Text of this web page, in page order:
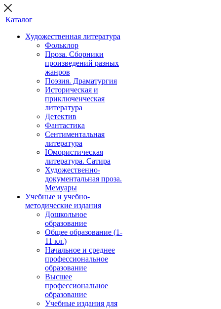
Каталог
Художественная литература
Фольклор
Проза. Сборники
произведений разных
жанров
Поэзия. Драматургия
Историческая и
приключенческая
литература
Детектив
Фантастика
Сентиментальная
литература
Юмористическая
литература. Сатира
Художественно-
документальная проза.
Мемуары
Учебные и учебно-
методические издания
Дошкольное
образование
Общее образование (1-
11 кл.)
Начальное и среднее
профессиональное
образование
Высшее
профессиональное
образование
Учебные издания для